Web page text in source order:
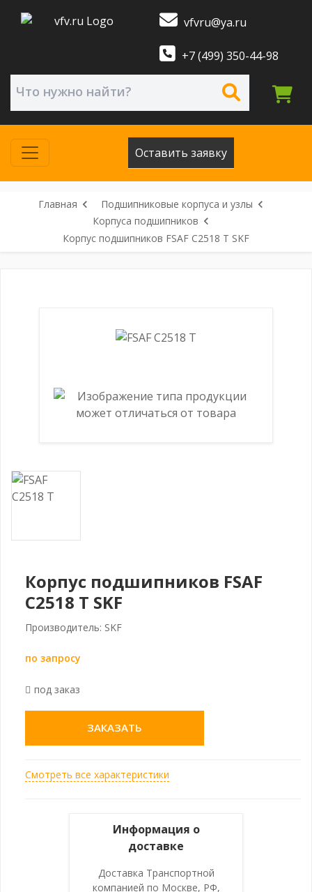
vfvru@ya.ru
+7 (499) 350-44-98
Оставить заявку
Главная
Подшипниковые корпуса и узлы
Корпуса подшипников
Корпус подшипников FSAF C2518 T SKF
Корпус подшипников FSAF
C2518 T SKF
Производитель: SKF
по запросу
под заказ
ЗАКАЗАТЬ
Смотреть все характеристики
Информация о
доставке
Доставка Транспортной
компанией по Москве, РФ,